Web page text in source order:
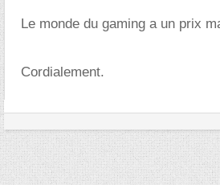
Le monde du gaming a un prix
Cordialement.